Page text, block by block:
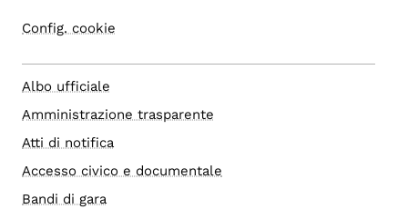
Config. cookie
Albo ufficiale
Amministrazione trasparente
Atti di notifica
Accesso civico e documentale
Bandi di gara